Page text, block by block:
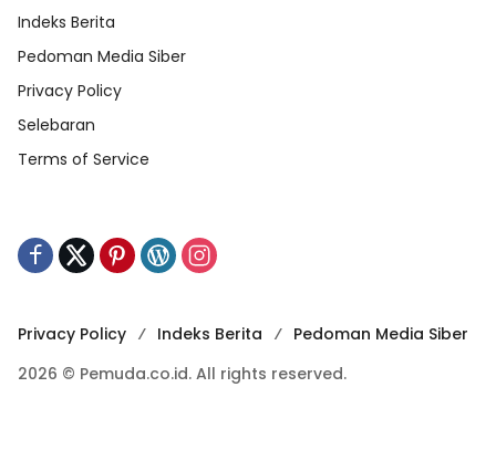
Indeks Berita
Pedoman Media Siber
Privacy Policy
Selebaran
Terms of Service
Privacy Policy Indeks Berita
Pedoman Media Siber
2026 © Pemuda.co.id. All rights reserved.